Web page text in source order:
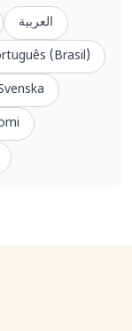
العربية
(Brasil)